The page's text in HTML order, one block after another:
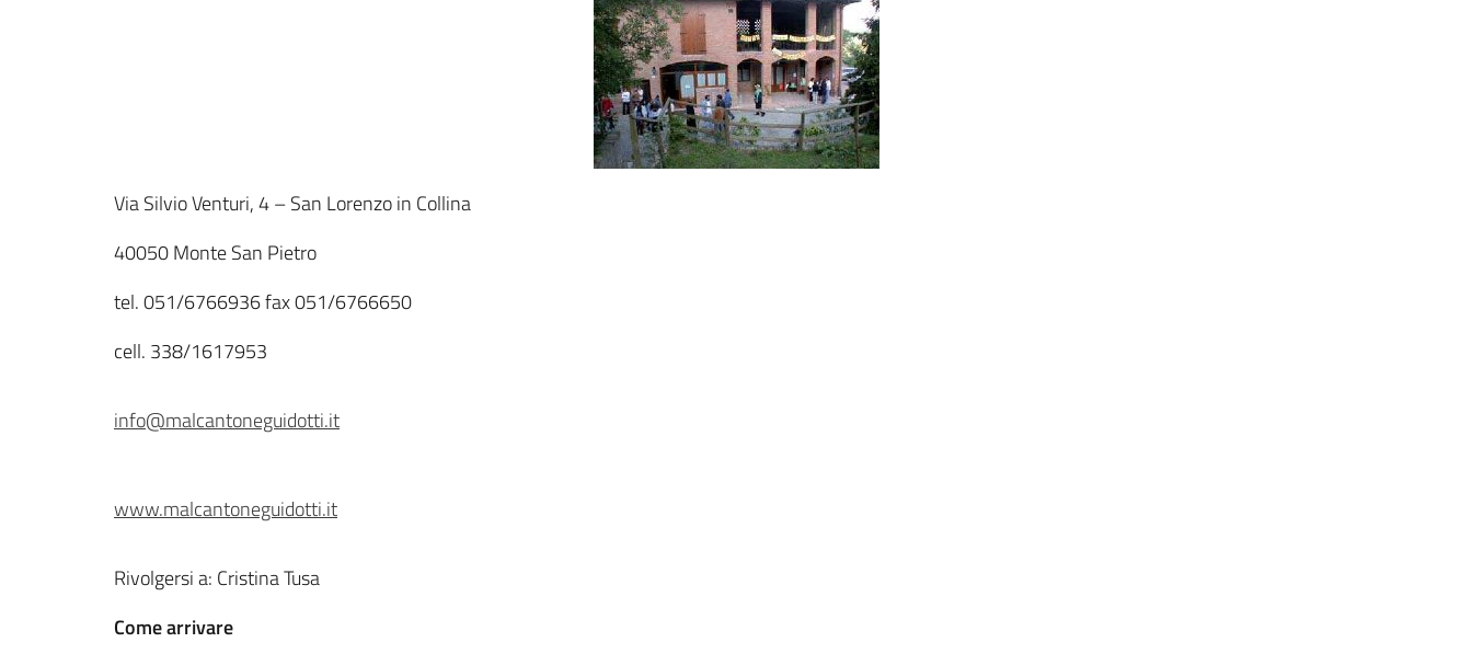
Via Silvio Venturi, 4 – San Lorenzo in Collina
40050 Monte San Pietro
tel. 051/6766936 fax 051/6766650
cell. 338/1617953
info@malcantoneguidotti.it
www.malcantoneguidotti.it
Rivolgersi a: Cristina Tusa
Come arrivare